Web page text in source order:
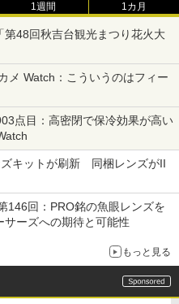
1週間 1カ月
48回秋吉台観光まつり花火大
メ Watch：こういうのはフィー
点目：高密閉で保冷効果が高い
ズキットが刷新 同梱レンズがII
146回：PRO銘の魚眼レンズを
サーズへの期待と可能性
もっと見る